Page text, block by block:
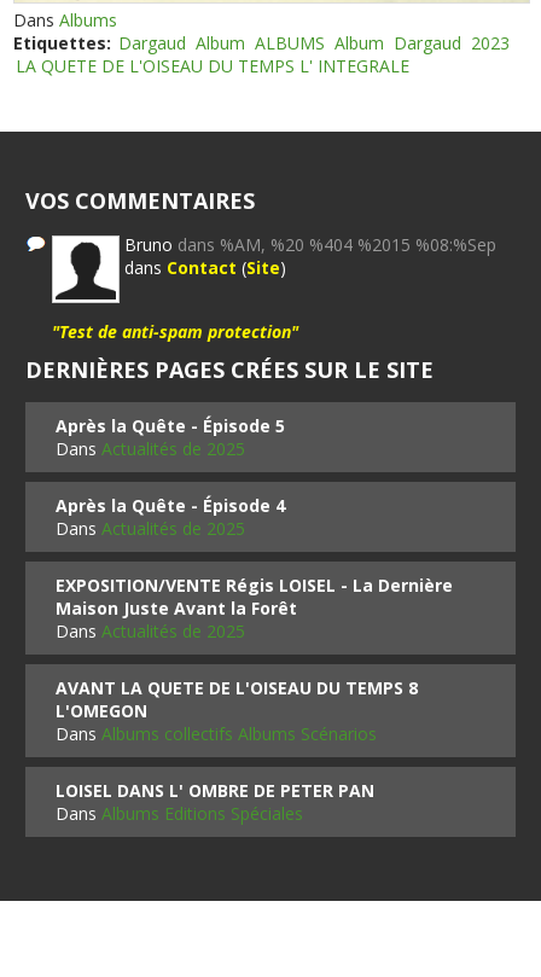
DansAlbums
Etiquettes: Dargaud Album ALBUMS Album Dargaud 2023
LA QUETE DE L'OISEAU DU TEMPS L' INTEGRALE
VOS COMMENTAIRES
Bruno dans %AM, %20 %404 %2015 %08:%Sep
dans Contact (Site)
"Test de anti-spam protection"
DERNIÈRES PAGES CRÉES SUR LE SITE
Après la Quête - Épisode 5
DansActualités de 2025
Après la Quête - Épisode 4
DansActualités de 2025
EXPOSITION/VENTE Régis LOISEL - La Dernière
Maison Juste Avant la Forêt
DansActualités de 2025
AVANT LA QUETE DE L'OISEAU DU TEMPS 8
L'OMEGON
DansAlbums collectifs Albums Scénarios
LOISEL DANS L' OMBRE DE PETER PAN
DansAlbums Editions Spéciales